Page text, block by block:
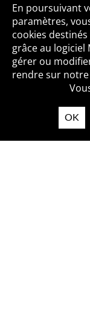
Qui sommes-
En poursuivant
paramètres,
cookies
grâce au
gérer ou
rendre sur
OK